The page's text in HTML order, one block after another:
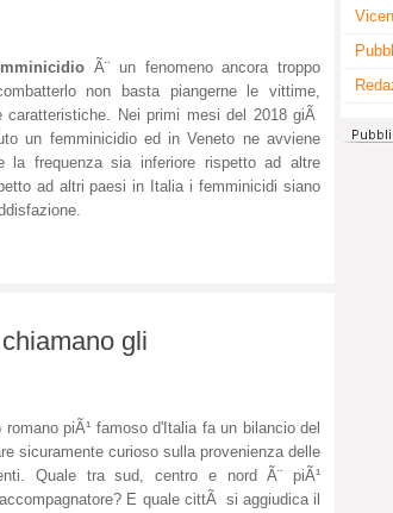
Ã¨ un fenomeno ancora troppo
non basta piangerne le vittime,
caratteristiche. Nei primi mesi del 2018 giÃ
un femminicidio ed in Veneto ne avviene
la frequenza sia inferiore rispetto ad altre
ad altri paesi in Italia i femminicidi siano
gli
piÃ¹ famoso d'Italia fa un bilancio del
sicuramente curioso sulla provenienza delle
Quale tra sud, centro e nord Ã¨ piÃ¹
E quale cittÃ si aggiudica il